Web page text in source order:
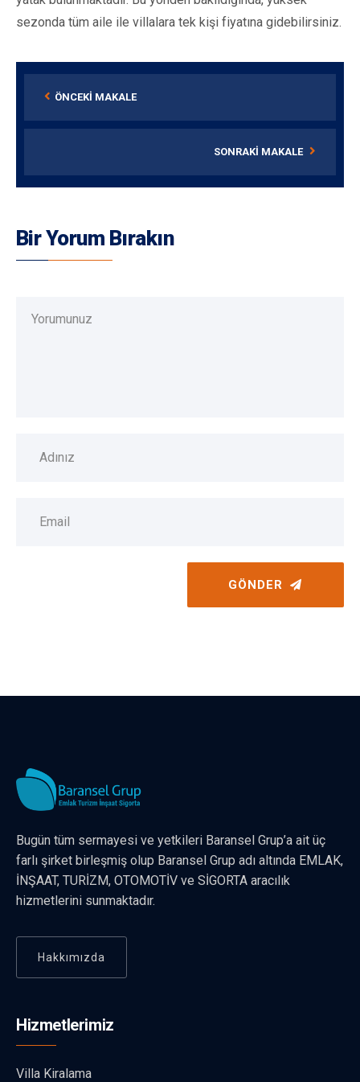
sezonda tüm aile ile villalara tek kişi fiyatına gidebilirsiniz.
ÖNCEKI MAKALE
SONRAKI MAKALE
Bir Yorum Bırakın
GÖNDER
Bugün tüm sermayesi ve yetkileri Baransel Grup’a ait üç
farlı şirket birleşmiş olup Baransel Grup adı altında EMLAK,
İNŞAAT, TURİZM, OTOMOTİV ve SİGORTA aracılık
hizmetlerini sunmaktadır.
Hakkımızda
Hizmetlerimiz
Villa Kiralama